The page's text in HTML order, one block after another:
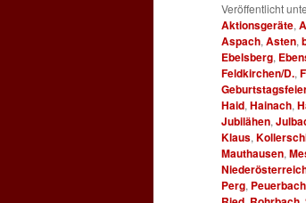
Veröffentlicht
Aktionsgeräte,
Aspach, Asten,
Ebelsberg,
Feldkirchen/D.,
Haid, Hainach,
Jubilähen,
Klaus,
Mauthausen,
Perg, Peuerbach